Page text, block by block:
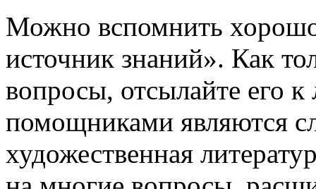
Можно вспомнить
источник знаний». Как
вопросы, отсылайте его к
помощниками являются
художественная